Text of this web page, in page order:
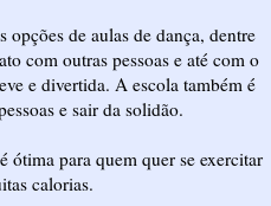
de aulas de dança, dentre
com outras pessoas e até com o
e divertida. A escola também é
e sair da solidão.
ótima para quem quer se exercitar
calorias.